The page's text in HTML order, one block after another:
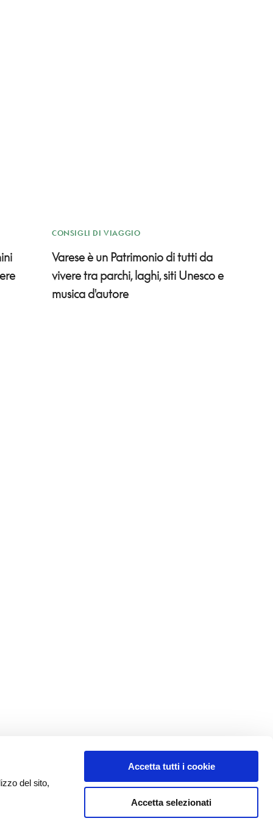
del sito,
Accetta tutti i cookie
Accetta selezionati
CONSIGLI DI VIAGGIO
Varese è un Patrimonio di tutti da
vivere tra parchi, laghi, siti Unesco e
musica d'autore